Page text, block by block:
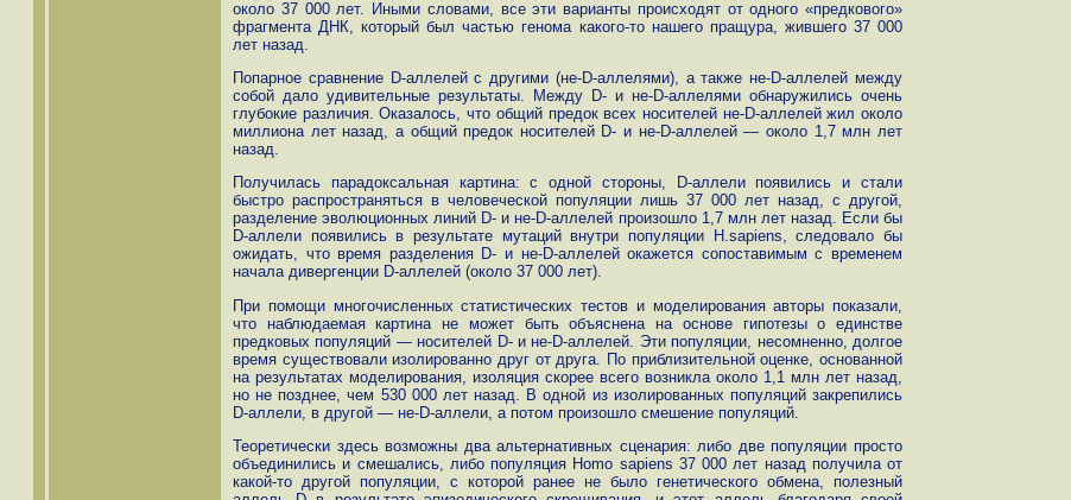
около 37 000 лет. Иными словами, все эти варианты происходят от одного «предкового»
фрагмента ДНК, который был частью генома какого-то нашего пращура, жившего 37 000
лет назад.
Попарное сравнение D-аллелей с другими (не-D-аллелями), а также не-D-аллелей между
собой дало удивительные результаты. Между D- и не-D-аллелями обнаружились очень
глубокие различия. Оказалось, что общий предок всех носителей не-D-аллелей жил около
миллиона лет назад, а общий предок носителей D- и не-D-аллелей — около 1,7 млн лет
назад.
Получилась парадоксальная картина: с одной стороны, D-аллели появились и стали
быстро распространяться в человеческой популяции лишь 37 000 лет назад, с другой,
разделение эволюционных линий D- и не-D-аллелей произошло 1,7 млн лет назад. Если бы
D-аллели появились в результате мутаций внутри популяции H.sapiens, следовало бы
ожидать, что время разделения D- и не-D-аллелей окажется сопоставимым с временем
начала дивергенции D-аллелей (около 37 000 лет).
При помощи многочисленных статистических тестов и моделирования авторы показали,
что наблюдаемая картина не может быть объяснена на основе гипотезы о единстве
предковых популяций — носителей D- и не-D-аллелей. Эти популяции, несомненно, долгое
время существовали изолированно друг от друга. По приблизительной оценке, основанной
на результатах моделирования, изоляция скорее всего возникла около 1,1 млн лет назад,
но не позднее, чем 530 000 лет назад. В одной из изолированных популяций закрепились
D-аллели, в другой — не-D-аллели, а потом произошло смешение популяций.
Теоретически здесь возможны два альтернативных сценария: либо две популяции просто
объединились и смешались, либо популяция Homo sapiens 37 000 лет назад получила от
какой-то другой популяции, с которой ранее не было генетического обмена, полезный